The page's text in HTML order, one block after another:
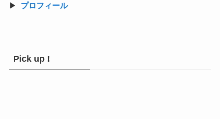
▶︎ プロフィール
Pick up !